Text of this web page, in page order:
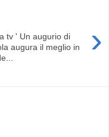
›
tv ' Un augurio di
augura il meglio in